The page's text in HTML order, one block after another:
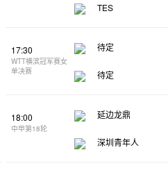
TES
17:30
WTT横滨冠军赛女
单决赛
待定
待定
18:00
中甲第18轮
延边龙鼎
深圳青年人